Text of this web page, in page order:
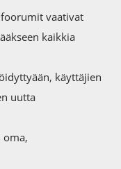
vaativat
kaikkia
käyttäjien
uutta
oma,